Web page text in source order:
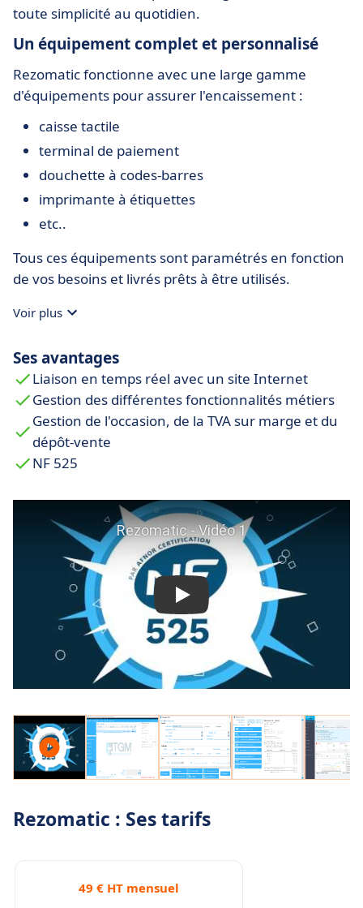
toute simplicité au quotidien.
Un équipement complet et personnalisé
Rezomatic fonctionne avec une large gamme
d'équipements pour assurer l'encaissement :
caisse tactile
terminal de paiement
douchette à codes-barres
imprimante à étiquettes
etc..
Tous ces équipements sont paramétrés en fonction
de vos besoins et livrés prêts à être utilisés.
Voir plus
Ses avantages
Liaison en temps réel avec un site Internet
Gestion des différentes fonctionnalités métiers
Gestion de l'occasion, de la TVA sur marge et du
dépôt-vente
NF 525
Rezomatic : Ses tarifs
49 € HT mensuel